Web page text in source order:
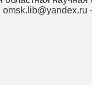
omsk.lib@yandex.ru